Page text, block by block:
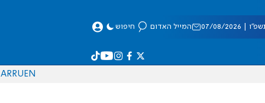
08/2026 המייל האדום חיפוש
EN
RU
AR